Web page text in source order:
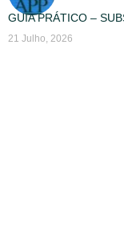
GUIA PRÁTICO –
21 Julho, 2026